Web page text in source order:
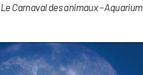
Le Carnaval des animaux – Aquarium